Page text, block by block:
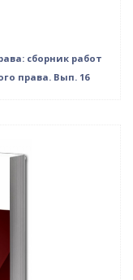
сборник работ
права. Вып. 16